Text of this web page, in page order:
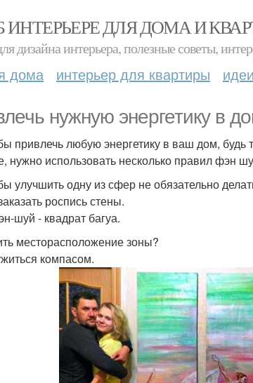
ИНТЕРЬЕРЕ ДЛЯ ДОМА И
дизайна интерьера, полезные советы,
дома интерьер для квартиры
нужную энергетику в
привлечь любую энергетику в ваш дом, будь
нужно использовать несколько правил фэн
улучшить одну из сфер не обязательно
роспись стены.
шуй - квадрат багуа.
месторасположение зоны?
компасом.